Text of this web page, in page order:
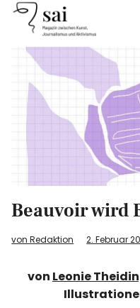
sai
Unterstützen
Klimagerechtigkeit
Antirassismus
Kunst&Literatur
Über uns
Beauvoir wird
von Redaktion 2. Februar
von Leonie